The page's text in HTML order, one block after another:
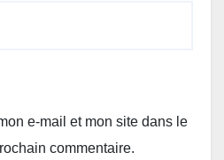
e-mail et mon site dans le
commentaire.